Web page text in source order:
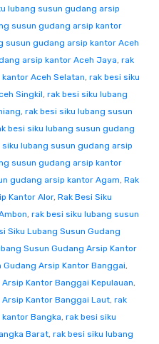
lubang susun gudang arsip
susun gudang arsip kantor
susun gudang arsip kantor Aceh
arsip kantor Aceh Jaya, rak
Aceh Selatan, rak besi siku
Singkil, rak besi siku lubang
, rak besi siku lubang susun
besi siku lubang susun gudang
siku lubang susun gudang arsip
susun gudang arsip kantor
gudang arsip kantor Agam, Rak
Kantor Alor, Rak Besi Siku
, rak besi siku lubang susun
Siku Lubang Susun Gudang
Susun Gudang Arsip Kantor
Gudang Arsip Kantor Banggai,
Kantor Banggai Kepulauan,
Arsip Kantor Banggai Laut, rak
Bangka, rak besi siku
Barat, rak besi siku lubang